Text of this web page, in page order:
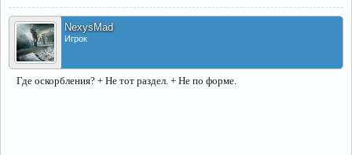
NexysMad
Игрок
Где оскорбления? + Не тот раздел. + Не по форме.